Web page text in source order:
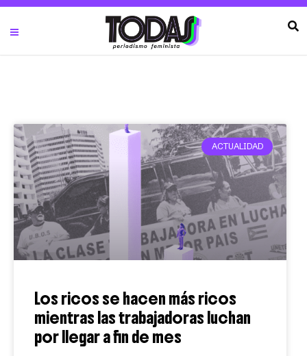
ACTUALIDAD
Los ricos se hacen más ricos
mientras las trabajadoras luchan
por llegar a fin de mes